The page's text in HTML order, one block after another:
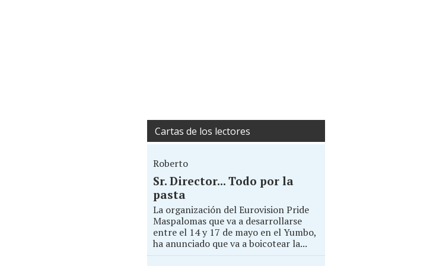
Cartas de los lectores
Roberto
Sr. Director... Todo por la
pasta
La organización del Eurovision Pride
Maspalomas que va a desarrollarse
entre el 14 y 17 de mayo en el Yumbo,
ha anunciado que va a boicotear la...